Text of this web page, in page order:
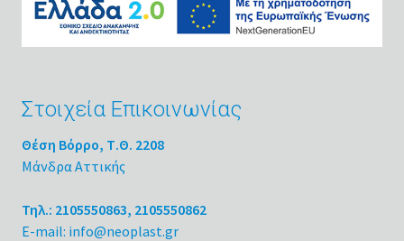
Στοιχεία Επικοινωνίας
Θέση Βόρρο, Τ.Θ. 2208
Μάνδρα Αττικής
Τηλ.: 2105550863, 2105550862
E-mail: info@neoplast.gr